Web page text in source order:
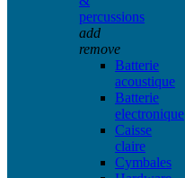
percussions
add
remove
Batterie
acoustique
Batterie
electronique
Caisse
claire
Cymbales